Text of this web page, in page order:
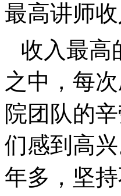
最高讲师
收入最高
之中，每
院团队的
们感到高
年多，坚